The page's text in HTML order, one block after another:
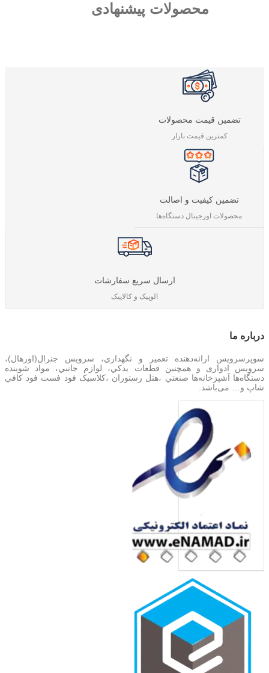
محصولات پیشنهادی
تضمین قیمت محصولات
کمترین قیمت بازار
تضمین کیفیت و اصالت
محصولات اورجینال دستگاه‌ها
ارسال سریع سفارشات
الوپیک و کالاپیک
درباره‌ ما
سوپرسرویس ارائه‌دهنده تعمير و نگهداري، سرویس جنرال(اورهال)،
سرویس‌ ادواری و همچنین قطعات يدکي، لوازم جانبي، مواد شوینده
دستگاه‌ها آشپزخانه‌ها صنعتي ،هتل رستوران ،کلاسیک فود فست فود کافي
شاپ و… می‌باشد.